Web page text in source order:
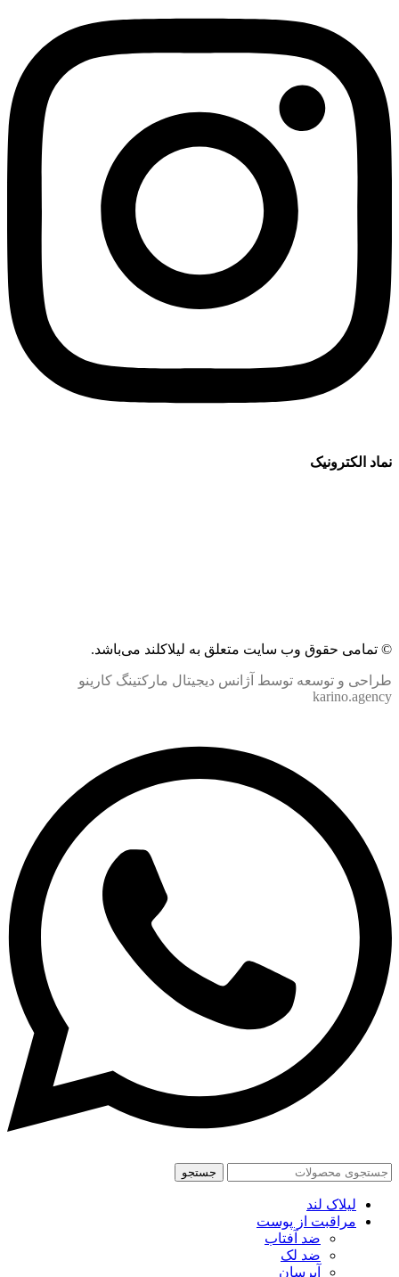
نماد الکترونیک
© تمامی حقوق وب سایت متعلق به لیلاکلند می‌باشد.
طراحی و توسعه توسط آژانس دیجیتال مارکتینگ کارینو
karino.agency
جستجو
لیلاک لند
مراقبت از پوست
ضد آفتاب
ضد لک
آبرسان